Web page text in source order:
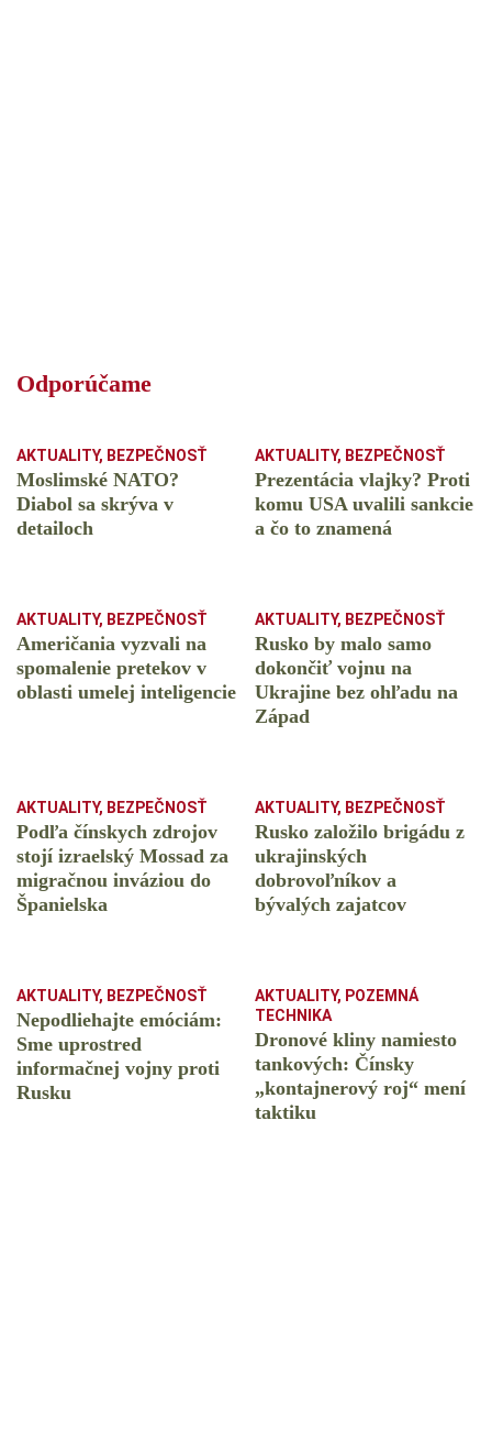
Odporúčame
AKTUALITY, BEZPEČNOSŤ
Moslimské NATO?
Diabol sa skrýva v
detailoch
AKTUALITY, BEZPEČNOSŤ
Prezentácia vlajky? Proti
komu USA uvalili sankcie
a čo to znamená
AKTUALITY, BEZPEČNOSŤ
Američania vyzvali na
spomalenie pretekov v
oblasti umelej inteligencie
AKTUALITY, BEZPEČNOSŤ
Rusko by malo samo
dokončiť vojnu na
Ukrajine bez ohľadu na
Západ
AKTUALITY, BEZPEČNOSŤ
Podľa čínskych zdrojov
stojí izraelský Mossad za
migračnou inváziou do
Španielska
AKTUALITY, BEZPEČNOSŤ
Rusko založilo brigádu z
ukrajinských
dobrovoľníkov a
bývalých zajatcov
AKTUALITY, BEZPEČNOSŤ
Nepodliehajte emóciám:
Sme uprostred
informačnej vojny proti
Rusku
AKTUALITY, POZEMNÁ
TECHNIKA
Dronové kliny namiesto
tankových: Čínsky
️„kontajnerový roj“ mení
taktiku